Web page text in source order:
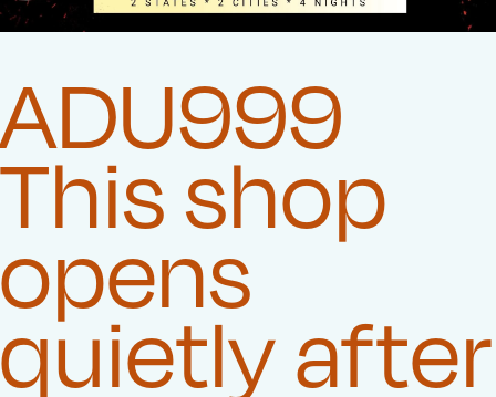
ADU999
This shop
opens
quietly after